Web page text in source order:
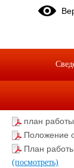
Служба
план
Положение
План
(посмотреть)